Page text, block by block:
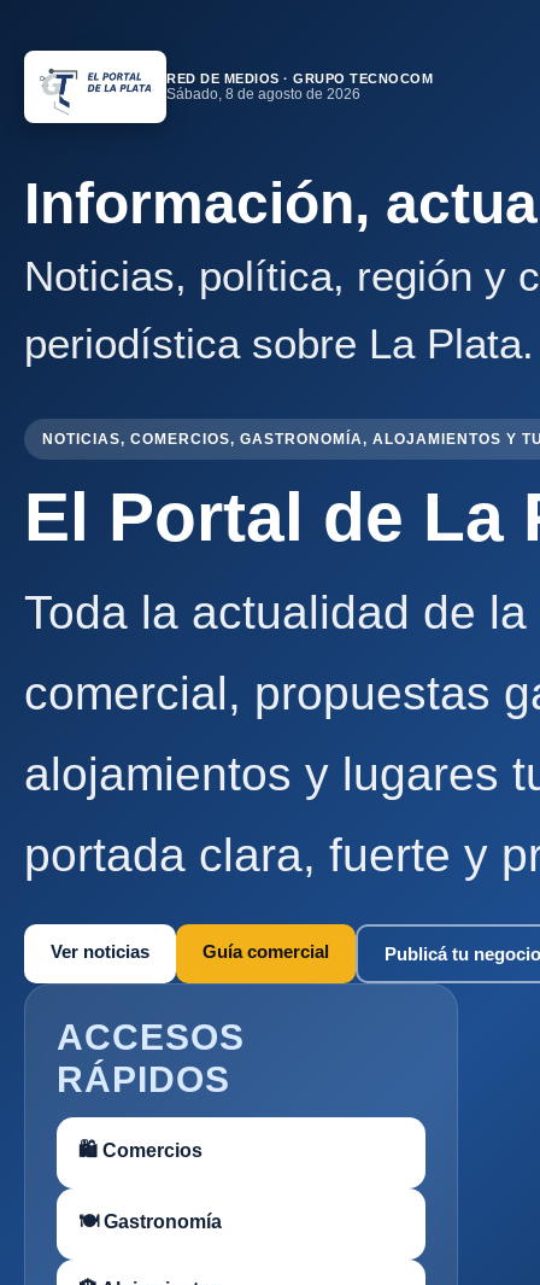
RED DE MEDIOS · GRUPO TECNOCOM
Sábado, 8 de agosto de 2026
Información,
Noticias, política, región y
periodística sobre La Plata.
NOTICIAS, COMERCIOS, GASTRONOMÍA, ALOJAMIENTOS Y
El Portal de La
Toda la actualidad de
comercial, propuestas
alojamientos y lugares
portada clara, fuerte y
Ver noticias Guía comercial Publicá tu negocio
ACCESOS
RÁPIDOS
🛍 Comercios
🍽 Gastronomía